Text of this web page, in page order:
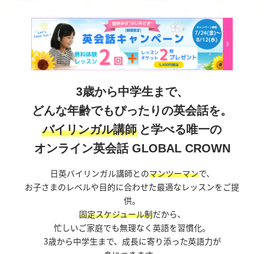
3歳から中学生まで、
どんな年齢でもぴったりの英会話を。
バイリンガル講師 と学べる唯一の
オンライン英会話 GLOBAL CROWN
日英バイリンガル講師とのマンツーマンで、
お子さまのレベルや目的に合わせた最適なレッスンをご提
供。
固定スケジュール制だから、
忙しいご家庭でも無理なく英語を習慣化。
3歳から中学生まで、成長に寄り添った英語力が